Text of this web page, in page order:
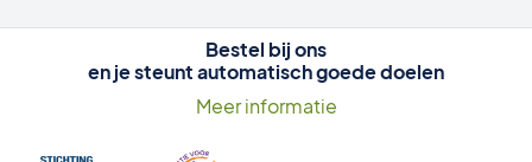
Bestel bij ons
en je steunt automatisch goede doelen
Meer informatie